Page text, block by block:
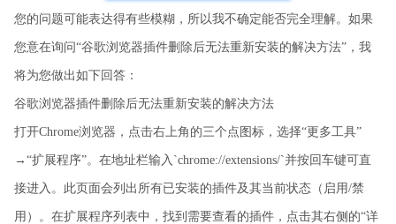
您的问题可能表达得有些模糊，所以我不确定能否完全理解。如果
您意在询问“谷歌浏览器插件删除后无法重新安装的解决方法”，我
将为您做出如下回答：
谷歌浏览器插件删除后无法重新安装的解决方法
打开Chrome浏览器，点击右上角的三个点图标，选择“更多工具”
→“扩展程序”。在地址栏输入`chrome://extensions/`并按回车键可直
接进入。此页面会列出所有已安装的插件及其当前状态（启用/禁
用）。在扩展程序列表中，找到需要查看的插件，点击其右侧的“详